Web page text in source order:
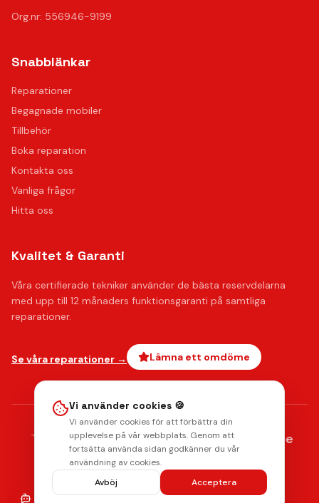
Org.nr: 556946-9199
Snabblänkar
Reparationer
Begagnade mobiler
Tillbehör
Boka reparation
Kontakta oss
Vanliga frågor
Hitta oss
Kvalitet & Garanti
Våra certifierade tekniker använder de bästa reservdelarna
med upp till 12 månaders funktionsgaranti på samtliga
reparationer.
Se våra reparationer → Lämna ett omdöme
AMERICAN
EXPRESS Klarna. Payments by stripe
Integritetspolicy Radera data
© 2026 Mobilkliniken. Alla rättigheter förbehållna.
Vi använder cookies 🍪
Vi använder cookies för att förbättra din
upplevelse på vår webbplats. Genom att
fortsätta använda sidan godkänner du vår
användning av cookies.
Avböj
Acceptera